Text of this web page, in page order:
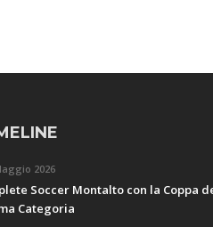
2026
Soccer Montalto con la Coppa
Categoria